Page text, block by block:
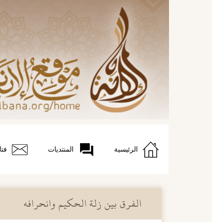
الرئيسية المنتديات
الفرق بين زلة الحكيم وانحرافه